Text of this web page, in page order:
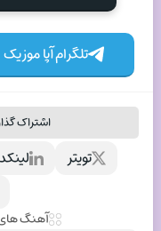
تلگرام آپا موزیک
اشتراک
تویتر
آهنگ